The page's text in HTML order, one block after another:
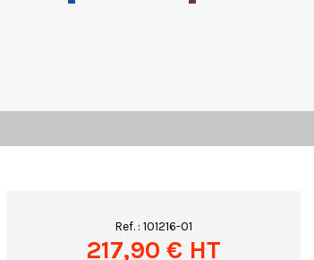
Ref. : 101216-01
217,90 € HT